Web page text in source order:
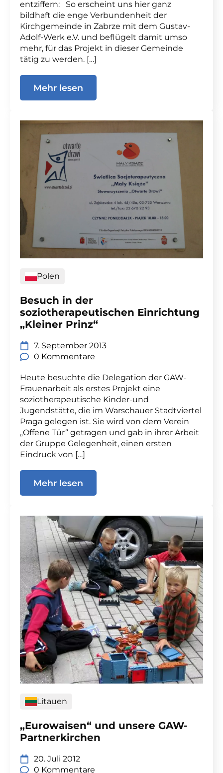
entziffern: So erscheint uns hier ganz
bildhaft die enge Verbundenheit der
Kirchgemeinde in Zabrze mit dem Gustav-
Adolf-Werk e.V. und beflügelt damit umso
mehr, für das Projekt in dieser Gemeinde
tätig zu werden. […]
Mehr lesen
Polen
Besuch in der
soziotherapeutischen Einrichtung
„Kleiner Prinz“
7. September 2013
0 Kommentare
Heute besuchte die Delegation der GAW-
Frauenarbeit als erstes Projekt eine
soziotherapeutische Kinder-und
Jugendstätte, die im Warschauer Stadtviertel
Praga gelegen ist. Sie wird von dem Verein
„Offene Tür“ getragen und gab in ihrer Arbeit
der Gruppe Gelegenheit, einen ersten
Eindruck von […]
Mehr lesen
Litauen
„Eurowaisen“ und unsere GAW-
Partnerkirchen
20. Juli 2012
0 Kommentare